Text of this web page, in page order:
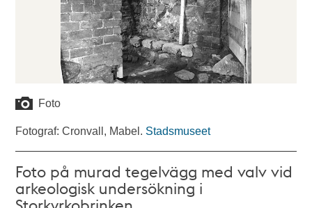
Foto
Fotograf: Cronvall, Mabel. Stadsmuseet
Foto på murad tegelvägg med valv vid
arkeologisk undersökning i